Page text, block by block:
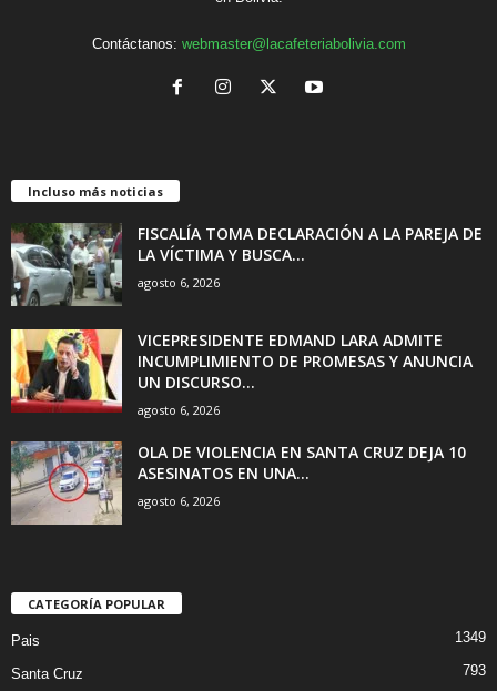
Contáctanos: webmaster@lacafeteriabolivia.com
Incluso más noticias
FISCALÍA TOMA DECLARACIÓN A LA PAREJA DE
LA VÍCTIMA Y BUSCA...
agosto 6, 2026
VICEPRESIDENTE EDMAND LARA ADMITE
INCUMPLIMIENTO DE PROMESAS Y ANUNCIA
UN DISCURSO...
agosto 6, 2026
OLA DE VIOLENCIA EN SANTA CRUZ DEJA 10
ASESINATOS EN UNA...
agosto 6, 2026
CATEGORÍA POPULAR
Pais 1349
Santa Cruz 793